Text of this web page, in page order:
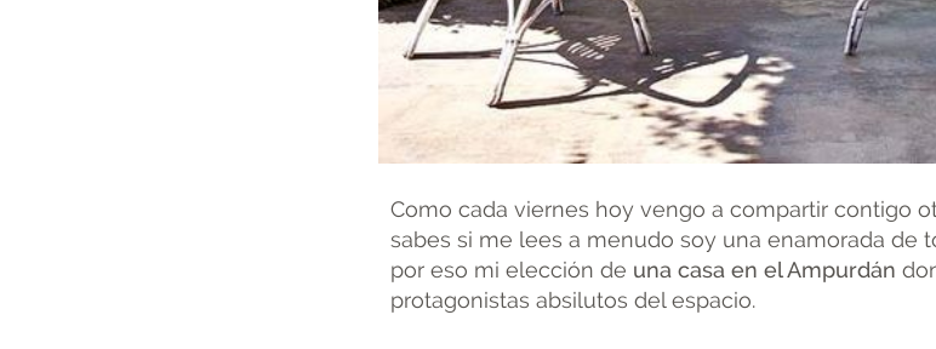
Como cada viernes hoy vengo a compartir contigo
sabes si me lees a menudo soy una enamorada de
por eso mi elección de una casa en el Ampurdán
protagonistas absilutos del espacio.